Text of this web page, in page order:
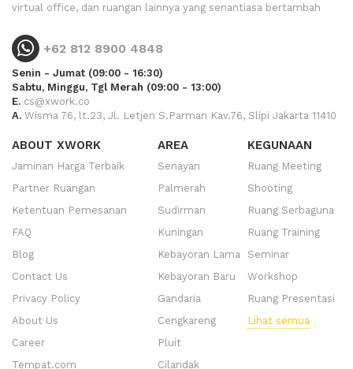
virtual office, dan ruangan lainnya yang senantiasa bertambah
+62 812 8900 4848
Senin - Jumat (09:00 - 16:30)
Sabtu, Minggu, Tgl Merah (09:00 - 13:00)
E. cs@xwork.co
A. Wisma 76, lt.23, Jl. Letjen S.Parman Kav.76, Slipi Jakarta 11410
ABOUT XWORK
Jaminan Harga Terbaik
Partner Ruangan
Ketentuan Pemesanan
FAQ
Blog
Contact Us
Privacy Policy
About Us
Career
Tempat.com
AREA
Senayan
Palmerah
Sudirman
Kuningan
Kebayoran Lama
Kebayoran Baru
Gandaria
Cengkareng
Pluit
Cilandak
KEGUNAAN
Ruang Meeting
Shooting
Ruang Serbaguna
Ruang Training
Seminar
Workshop
Ruang Presentasi
Lihat semua